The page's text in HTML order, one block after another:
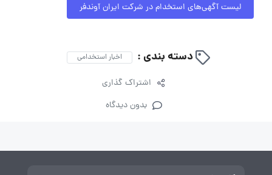
لیست آگهی‌های استخدام در شرکت ایران آوندفر
دسته بندی : اخبار استخدامی
اشتراک گذاری
بدون دیدگاه